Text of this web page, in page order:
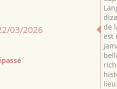
03/2026
de
est